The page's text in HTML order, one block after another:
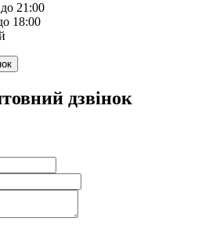
21:00
18:00
дзвінок